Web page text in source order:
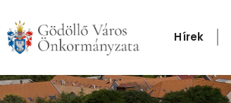
content
Hírek